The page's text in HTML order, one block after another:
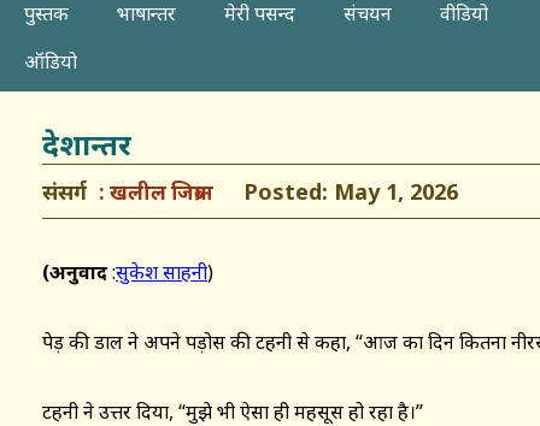
पुस्तक
भाषान्तर मेरी पसन्द संचयन
वीडियो
ऑडियो
देशान्तर
संसर्ग खलील जिब्रान Posted: May 1, 2026
(अनुवाद:सुकेश साहनी)
पेड़ की डाल ने अपने पड़ोस की टहनी से कहा, “आज का दिन कितना
टहनी ने उत्तर दिया, “मुझे भी ऐसा ही महसूस हो रहा है।”